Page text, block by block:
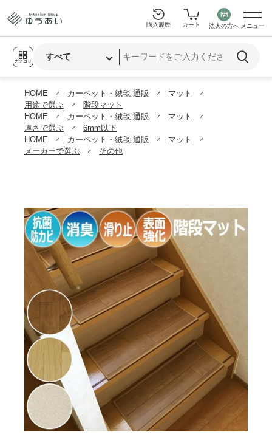
カテゴリ
購入履歴 カート 法人の方へ メニュー
HOME カーペット・絨毯 通販
マット
用途で選ぶ
階段マット
HOME
カーペット・絨毯 通販
マット
厚さで選ぶ
6mm以下
HOME
カーペット・絨毯 通販
マット
メーカーで選ぶ
その他